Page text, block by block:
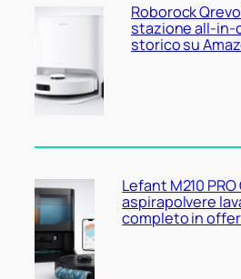
Roborock
stazione all-in-
storico su
Lefant M210
aspirapolvere
completo in